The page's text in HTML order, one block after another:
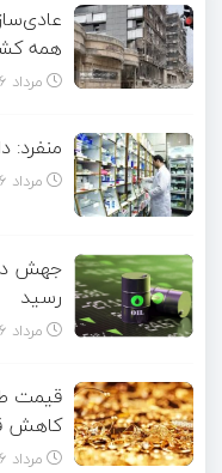
همه
مرداد ۱۶, ۱۴۰۵
منفرد:
مرداد ۱۶, ۱۴۰۵
رسید
مرداد ۱۶, ۱۴۰۵
کاهش
مرداد ۱۶, ۱۴۰۵